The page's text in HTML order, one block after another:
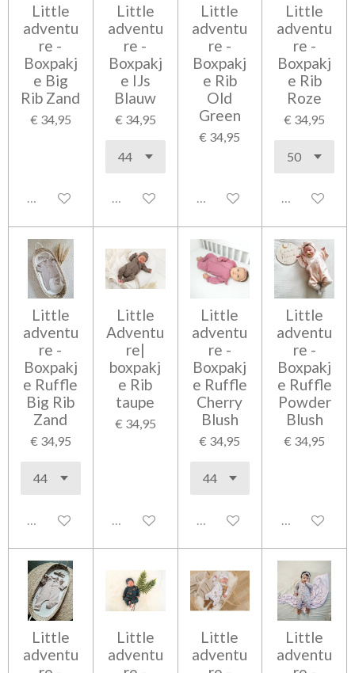
Little
adventu
re -
Boxpakj
e Big
Rib Zand
€ 34,95
Uitgeschakeld
Little
adventu
re -
Boxpakj
e IJs
Blauw
€ 34,95
Uitgeschakeld
Little
adventu
re -
Boxpakj
e Rib
Old
Green
€ 34,95
Uitgeschakeld
Little
adventu
re -
Boxpakj
e Rib
Roze
€ 34,95
Little
adventu
re -
Boxpakj
e Ruffle
Big Rib
Zand
€ 34,95
Uitgeschakeld
Little
Adventu
re|
boxpakj
e Rib
taupe
€ 34,95
Uitgeschakeld
Little
adventu
re -
Boxpakj
e Ruffle
Cherry
Blush
€ 34,95
Uitgeschakeld
Little
adventu
re -
Boxpakj
e Ruffle
Powder
Blush
€ 34,95
Little
adventu
Little
adventu
Little
adventu
Little
adventu